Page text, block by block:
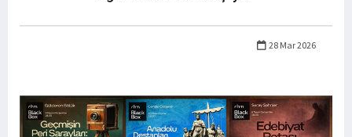
28 Mar 2026